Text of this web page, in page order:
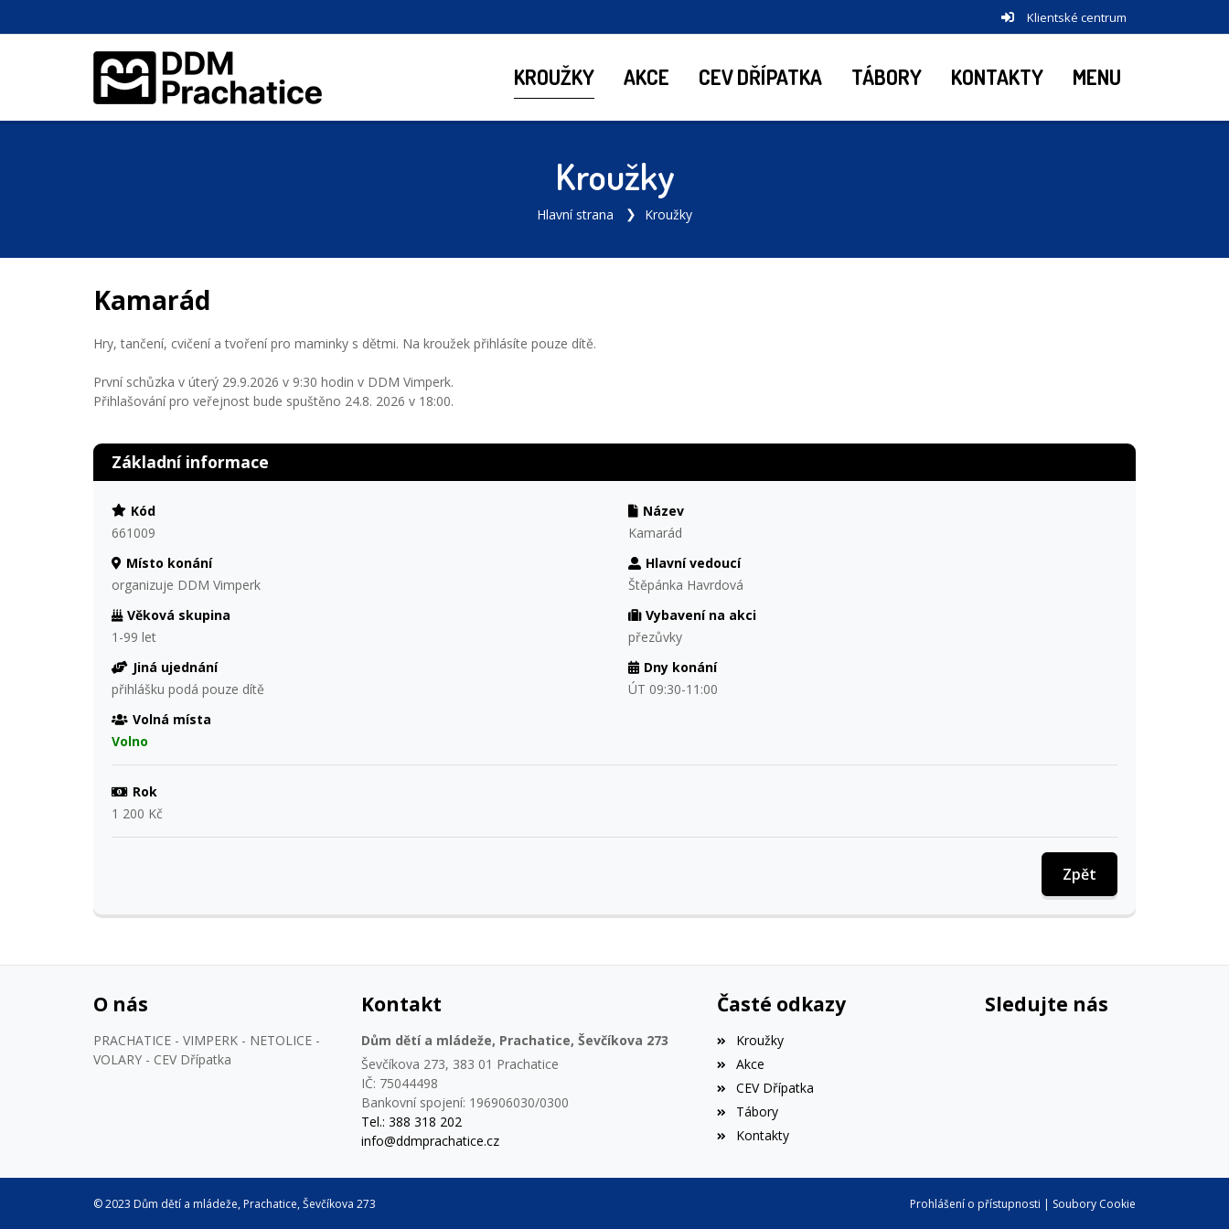
Klientské centrum
KROUŽKY AKCE CEV DŘÍPATKA TÁBORY KONTAKTY MENU
Kroužky
Hlavní strana Kroužky
Kamarád
Hry, tančení, cvičení a tvoření pro maminky s dětmi. Na kroužek přihlásíte pouze dítě.
První schůzka v úterý 29.9.2026 v 9:30 hodin v DDM Vimperk.
Přihlašování pro veřejnost bude spuštěno 24.8. 2026 v 18:00.
Základní informace
Kód
661009
Název
Kamarád
Místo konání
organizuje DDM Vimperk
Hlavní vedoucí
Štěpánka Havrdová
Věková skupina
1-99 let
Vybavení na akci
přezůvky
Jiná ujednání
přihlášku podá pouze dítě
Dny konání
ÚT 09:30-11:00
Volná místa
Volno
Rok
1 200 Kč
Zpět
O nás
PRACHATICE - VIMPERK - NETOLICE -
VOLARY - CEV Dřípatka
Kontakt
Dům dětí a mládeže, Prachatice, Ševčíkova 273
Ševčíkova 273, 383 01 Prachatice
IČ: 75044498
Bankovní spojení: 196906030/0300
Tel.: 388 318 202
info@ddmprachatice.cz
Časté odkazy
Kroužky
Akce
CEV Dřípatka
Tábory
Kontakty
Sledujte nás
© 2023 Dům dětí a mládeže, Prachatice, Ševčíkova 273 Prohlášení o přístupnosti | Soubory Cookie